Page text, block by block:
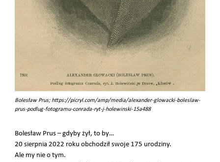
Bolesław Prus; https://picryl.com/amp/media/alexander-glowacki-boleslaw-
prus-podlug-fotogramu-conrada-ryt-j-holewinski-15a488
Bolesław Prus – gdyby żył, to by…
20 sierpnia 2022 roku obchodził swoje 175 urodziny.
Ale my nie o tym.